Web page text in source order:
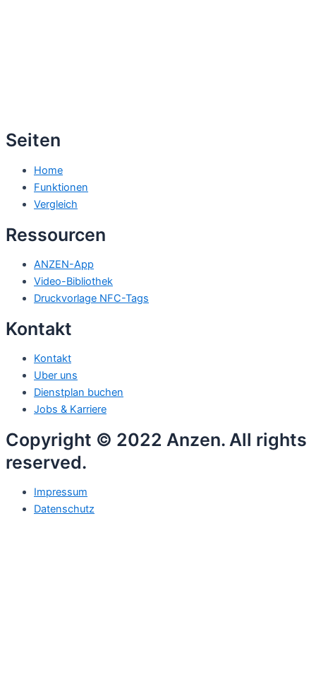
Seiten
Home
Funktionen
Vergleich
Ressourcen
ANZEN-App
Video-Bibliothek
Druckvorlage NFC-Tags
Kontakt
Kontakt
Uber uns
Dienstplan buchen
Jobs & Karriere
Copyright © 2022 Anzen. All rights
reserved.
Impressum
Datenschutz